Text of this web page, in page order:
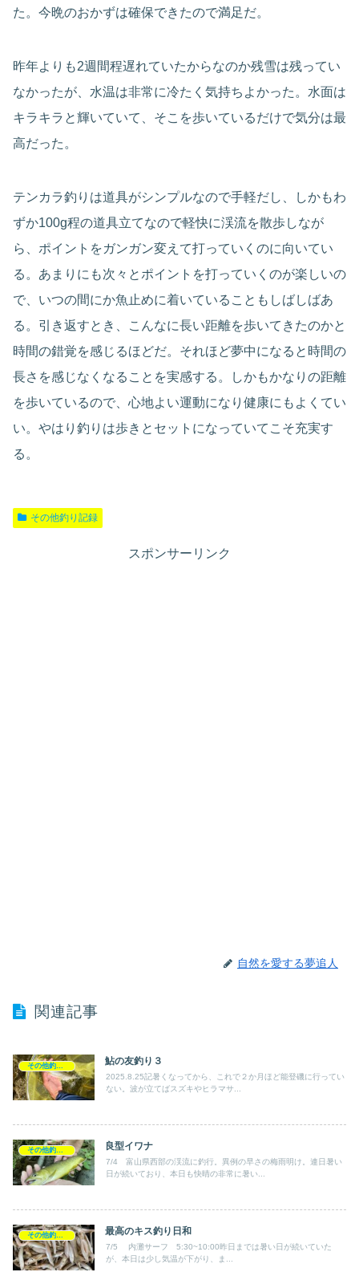
た。今晩のおかずは確保できたので満足だ。
昨年よりも2週間程遅れていたからなのか残雪は残ってい
なかったが、水温は非常に冷たく気持ちよかった。水面は
キラキラと輝いていて、そこを歩いているだけで気分は最
高だった。
テンカラ釣りは道具がシンプルなので手軽だし、しかもわ
ずか100g程の道具立てなので軽快に渓流を散歩しなが
ら、ポイントをガンガン変えて打っていくのに向いてい
る。あまりにも次々とポイントを打っていくのが楽しいの
で、いつの間にか魚止めに着いていることもしばしばあ
る。引き返すとき、こんなに長い距離を歩いてきたのかと
時間の錯覚を感じるほどだ。それほど夢中になると時間の
長さを感じなくなることを実感する。しかもかなりの距離
を歩いているので、心地よい運動になり健康にもよくてい
い。やはり釣りは歩きとセットになっていてこそ充実す
る。
その他釣り記録
スポンサーリンク
自然を愛する夢追人
関連記事
鮎の友釣り３
2025.8.25記暑くなってから、これで２か月ほど能登磯に行ってい
ない。波が立てばスズキやヒラマサ...
その他釣り記録 良型イワナ
7/4 富山県西部の渓流に釣行。異例の早さの梅雨明け。連日暑い
日が続いており、本日も快晴の非常に暑い...
最高のキス釣り日和
7/5 内灘サーフ 5:30~10:00昨日までは暑い日が続いていた
が、本日は少し気温が下がり、ま...